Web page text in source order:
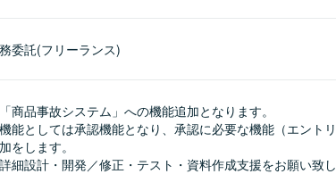
委託(フリーランス)
「商品事故システム」への機能追加となります。
機能としては承認機能となり、承認に必要な機能（エント
をします。
詳細設計・開発／修正・テスト・資料作成支援をお願い致し